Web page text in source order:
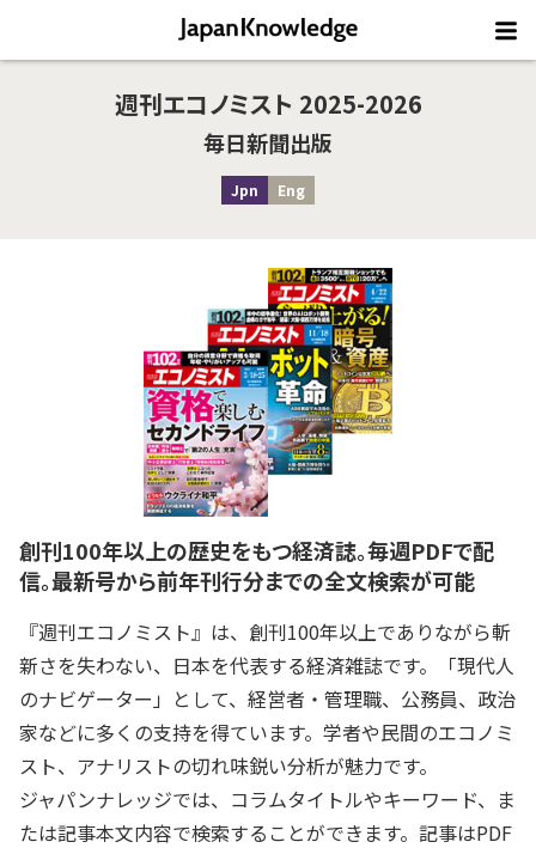
週刊エコノミスト 2025-2026
毎日新聞出版
Jpn Eng
創刊100年以上の歴史をもつ経済誌。毎週PDFで配
信。最新号から前年刊行分までの全文検索が可能
『週刊エコノミスト』は、創刊100年以上でありながら斬
新さを失わない、日本を代表する経済雑誌です。「現代人
のナビゲーター」として、経営者・管理職、公務員、政治
家などに多くの支持を得ています。学者や民間のエコノミ
スト、アナリストの切れ味鋭い分析が魅力です。
ジャパンナレッジでは、コラムタイトルやキーワード、ま
たは記事本文内容で検索することができます。記事はPDF